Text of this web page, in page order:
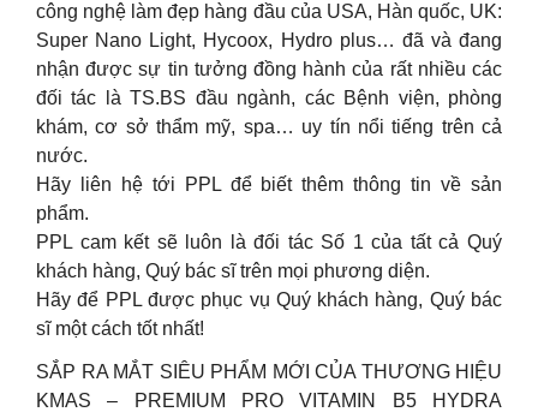
công nghệ làm đẹp hàng đầu của USA, Hàn quốc, UK:
Super Nano Light, Hycoox, Hydro plus… đã và đang
nhận được sự tin tưởng đồng hành của rất nhiều các
đối tác là TS.BS đầu ngành, các Bệnh viện, phòng
khám, cơ sở thẩm mỹ, spa… uy tín nổi tiếng trên cả
nước.
Hãy liên hệ tới PPL để biết thêm thông tin về sản
phẩm.
PPL cam kết sẽ luôn là đối tác Số 1 của tất cả Quý
khách hàng, Quý bác sĩ trên mọi phương diện.
Hãy để PPL được phục vụ Quý khách hàng, Quý bác
sĩ một cách tốt nhất!
SẮP RA MẮT SIÊU PHẨM MỚI CỦA THƯƠNG HIỆU
KMAS – PREMIUM PRO VITAMIN B5 HYDRA